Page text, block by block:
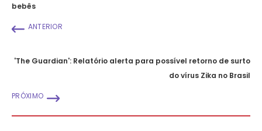
bebês
ANTERIOR
'The Guardian': Relatório alerta para possível retorno de surto
do vírus Zika no Brasil
PRÓXIMO